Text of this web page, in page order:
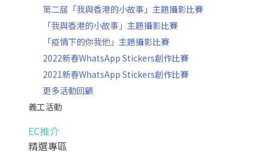
第二屆「我與香港的小故事」主題攝影比賽
「我與香港的小故事」主題攝影比賽
「疫情下的你我他」主題攝影比賽
2022新春WhatsApp Stickers創作比賽
2021新春WhatsApp Stickers創作比賽
更多活動回顧
義工活動
EC推介
精選專區